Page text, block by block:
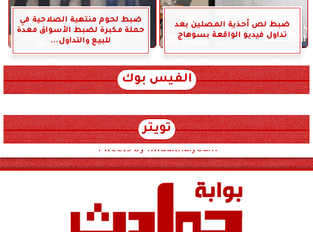
ضبط لص أحذية المصلين بعد
تداول فيديو الواقعة بسوهاج
ضبط لحوم منتهية الصلاحية في
حملة مكبرة لضبط الأسواق معدة
للبيع والتداول...
الفيس بوك
تويتر
Tweets by hwadithalyoum